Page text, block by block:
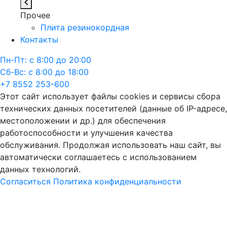
Прочее
Плита резинокордная
Контакты
Пн-Пт: с 8:00 до 20:00
Сб-Вс: с 8:00 до 18:00
+7 8552 253-600
Этот сайт использует файлы cookies и сервисы сбора
технических данных посетителей (данные об IP-адресе,
местоположении и др.) для обеспечения
работоспособности и улучшения качества
обслуживания. Продолжая использовать наш сайт, вы
автоматически соглашаетесь с использованием
данных технологий.
Согласиться Политика конфиденциальности